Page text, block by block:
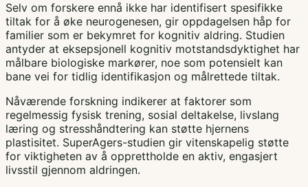
Selv om forskere ennå ikke har identifisert spesifikke
tiltak for å øke neurogenesen, gir oppdagelsen håp for
familier som er bekymret for kognitiv aldring. Studien
antyder at eksepsjonell kognitiv motstandsdyktighet har
målbare biologiske markører, noe som potensielt kan
bane vei for tidlig identifikasjon og målrettede tiltak.
Nåværende forskning indikerer at faktorer som
regelmessig fysisk trening, sosial deltakelse, livslang
læring og stresshåndtering kan støtte hjernens
plastisitet. SuperAgers-studien gir vitenskapelig støtte
for viktigheten av å opprettholde en aktiv, engasjert
livsstil gjennom aldringen.